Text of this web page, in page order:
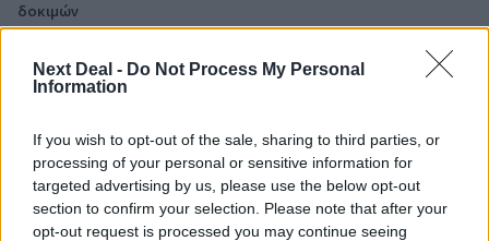
Next Deal - Do Not Process My Personal
Information
If you wish to opt-out of the sale, sharing to third parties, or
processing of your personal or sensitive information for
targeted advertising by us, please use the below opt-out
section to confirm your selection. Please note that after your
opt-out request is processed you may continue seeing
δοκιμών
13:16
Χρήστος Γεωργόπουλος – «ΕΡΡΙΚΟΣ ΝΤΥΝΑΝ»/ΚΕΝΤΡΟ
12:25
Allianz: Ισχυρές επιδόσεις στο α’ εξάμηνο του 2026 – Ο Oliver
Bäte συνδέει τα αποτελέσματα με το κλείσιμο του
«protection gap»